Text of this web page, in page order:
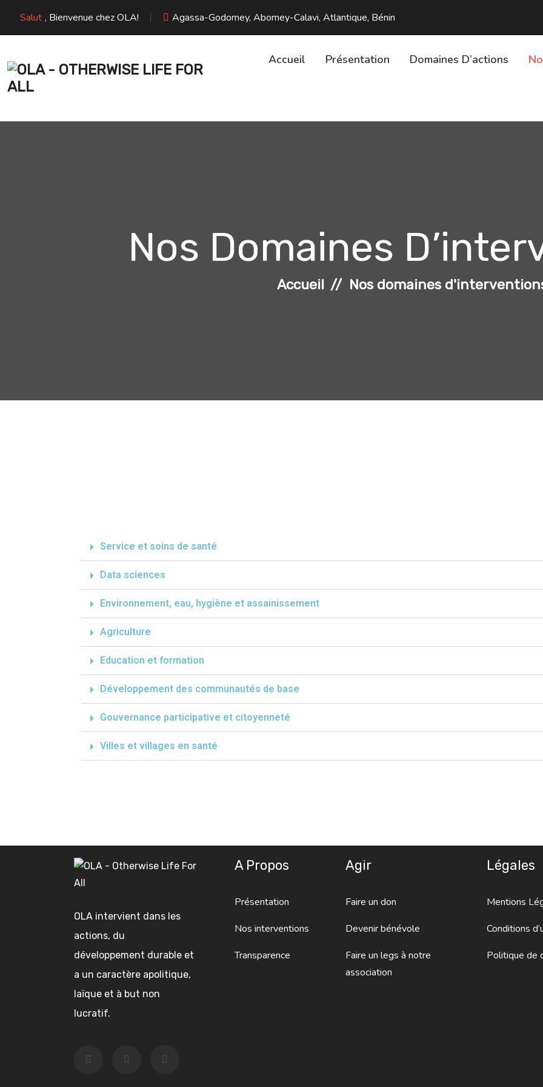
Salut , Bienvenue chez OLA! Agassa-Godomey, Abomey-Calavi, Atlantique, Bénin
Accueil Présentation Domaines D’actions
Nos Domaines
Accueil Nos domaines
Service et soins de santé
Data sciences
Environnement, eau, hygiène et assainissement
Agriculture
Education et formation
Développement des communautés de base
Gouvernance participative et citoyenneté
Villes et villages en santé
OLA intervient dans les
actions, du
développement durable et
a un caractère apolitique,
laïque et à but non
lucratif.
A Propos
Présentation
Nos interventions
Transparence
Agir
Faire un don
Devenir bénévole
Faire un legs à notre
association
Légales
Mentions
Conditions
Politique de